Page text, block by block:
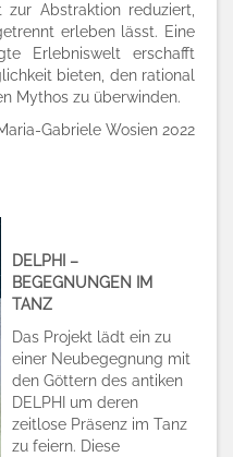
Abstraktion reduziert,
erleben lässt. Eine
Erlebniswelt erschafft
bieten, den rational
Mythos zu überwinden.
Gabriele Wosien 2022
DELPHI –
BEGEGNUNGEN IM
TANZ
Das Projekt lädt ein zu
einer Neubegegnung mit
den Göttern des antiken
DELPHI um deren
zeitlose Präsenz im Tanz
zu feiern. Diese